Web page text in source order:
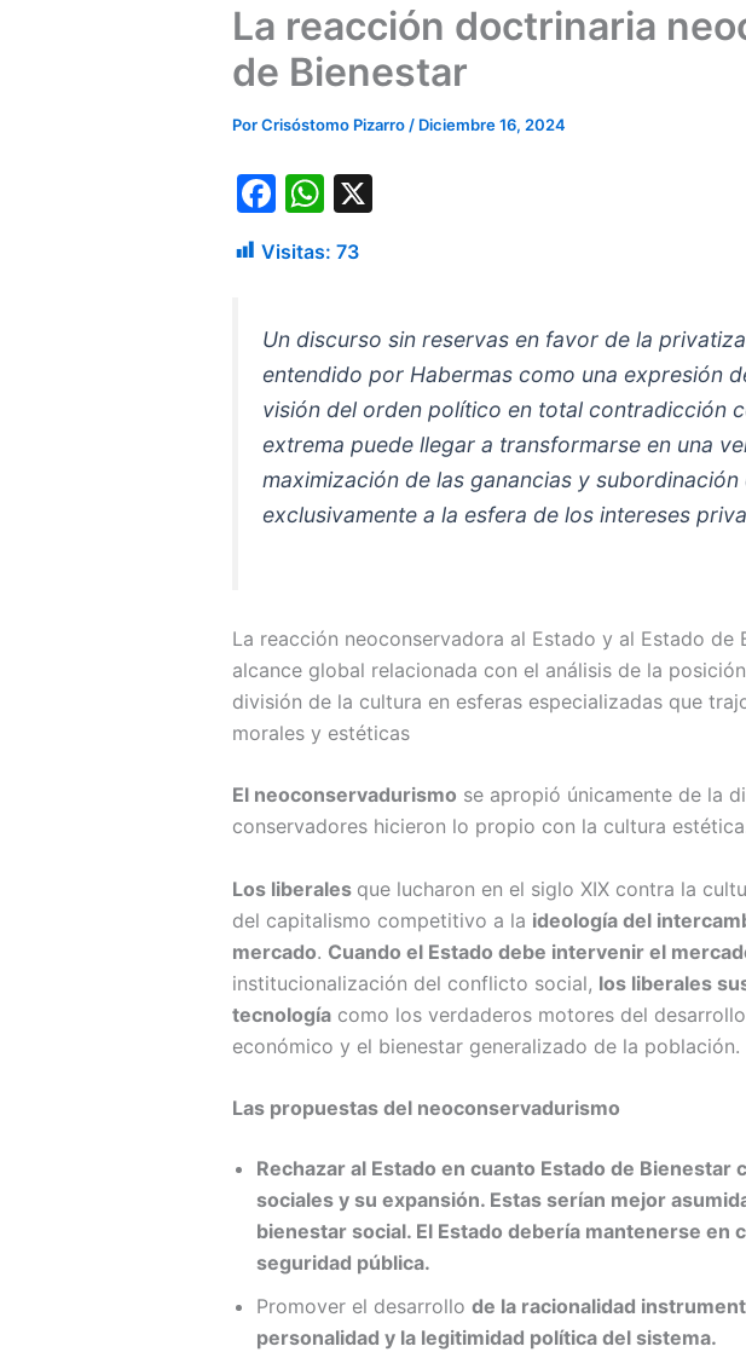
La reacción doctrinaria
de Bienestar
PorCrisóstomo Pizarro / Diciembre 16, 2024
F
c
b
o
o
k
W
at
A
p
p
Visitas: 73
Un discurso sin reservas en favor de la
entendido por Habermas como una expresión
visión del orden político en total contradicción
extrema puede llegar a transformarse en una
maximización de las ganancias y
exclusivamente a la esfera de los intereses
La reacción neoconservadora al Estado y al Estado
alcance global relacionada con el análisis de la
división de la cultura en esferas especializadas que
morales y estéticas
El neoconservadurismo se apropió únicamente de la
conservadores hicieron lo propio con la cultura
Los liberales que lucharon en el siglo XIX contra la
del capitalismo competitivo a la ideología del
mercado. Cuando el Estado debe intervenir el
institucionalización del conflicto social, los liberales
tecnología como los verdaderos motores del
económico y el bienestar generalizado de la población.
Las propuestas del neoconservadurismo
Rechazar al Estado en cuanto Estado de
sociales y su expansión. Estas serían mejor
bienestar social. El Estado debería mantenerse
seguridad pública.
Promover el desarrollo de la racionalidad
personalidad y la legitimidad política del sistema.